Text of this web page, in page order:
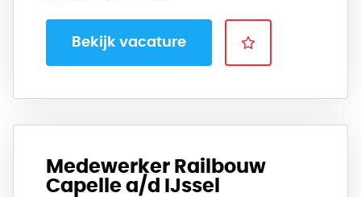
Bekijk vacature
Medewerker Railbouw
Capelle a/d IJssel